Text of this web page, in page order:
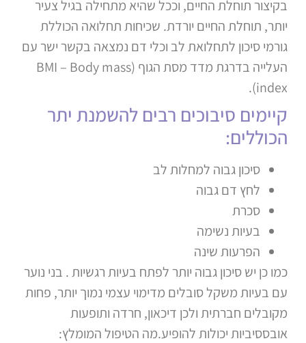
בקיצור תוחלת החיים, וככל שהיא מתחילה בגיל צעיר
יותר, תוחלת החיים יורדת. שכיחות תחלואה הכוללת
גורמי סיכון לתחלואת לב וכלי דם נמצאה בקשר ישר עם
העלייה בדרגת מדד מסת הגוף (BMI – Body mass
index).
קיימים סיבוכים רבים להשמנת יתר
הכוללים:
סיכון גבוה למחלות לב
לחץ דם גבוה
סכרת
בעיות נשימה
הפרעות שינה
כמו כן יש סיכון גבוה יותר לפתח בעיות רגשיות . בני נוער
עם בעיות משקל סובלים מדימוי עצמי נמוך יותר, פחות
מקובלים חברתית ולכן דיכאון, חרדה ותופעות
אובססיביות יכולות להופיע.מה הטיפול המומלץ: